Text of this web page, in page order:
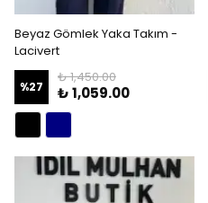
Beyaz Gömlek Yaka Takım -
Lacivert
%27
₺ 1,450.00
₺ 1,059.00